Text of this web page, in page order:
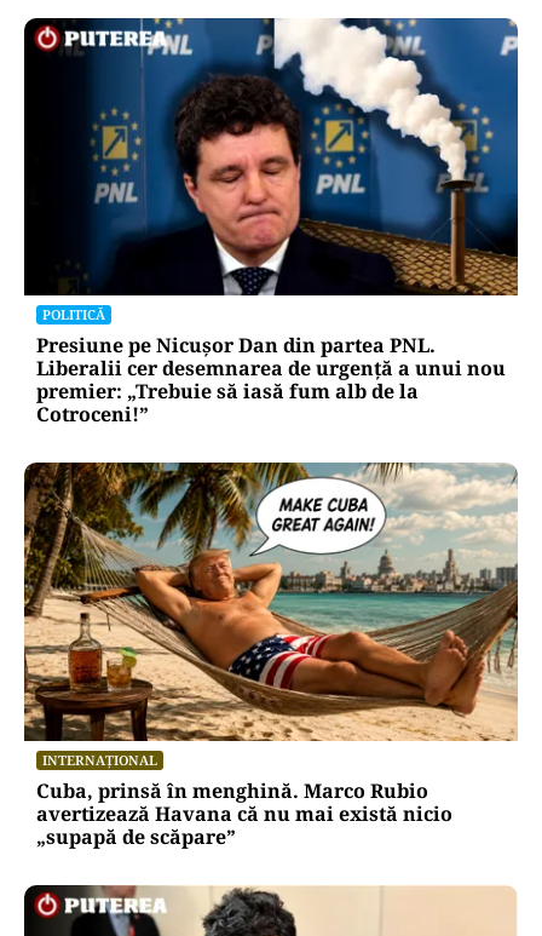
POLITICĂ
Presiune pe Nicușor Dan din partea PNL.
Liberalii cer desemnarea de urgență a unui nou
premier: „Trebuie să iasă fum alb de la
Cotroceni!”
INTERNAȚIONAL
Cuba, prinsă în menghină. Marco Rubio
avertizează Havana că nu mai există nicio
„supapă de scăpare”